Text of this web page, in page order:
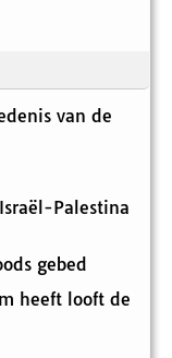
van de
Palestina
gebed
heeft looft de